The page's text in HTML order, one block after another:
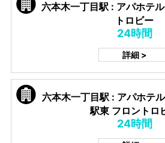
六本木一丁目駅 : アパホテ
トロビー
24時間
詳細 >
六本木一丁目駅 : アパホテ
駅東 フロントロ
24時間